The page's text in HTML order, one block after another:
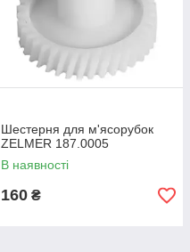
Шестерня для м'ясорубок
ZELMER 187.0005
В наявності
160 ₴